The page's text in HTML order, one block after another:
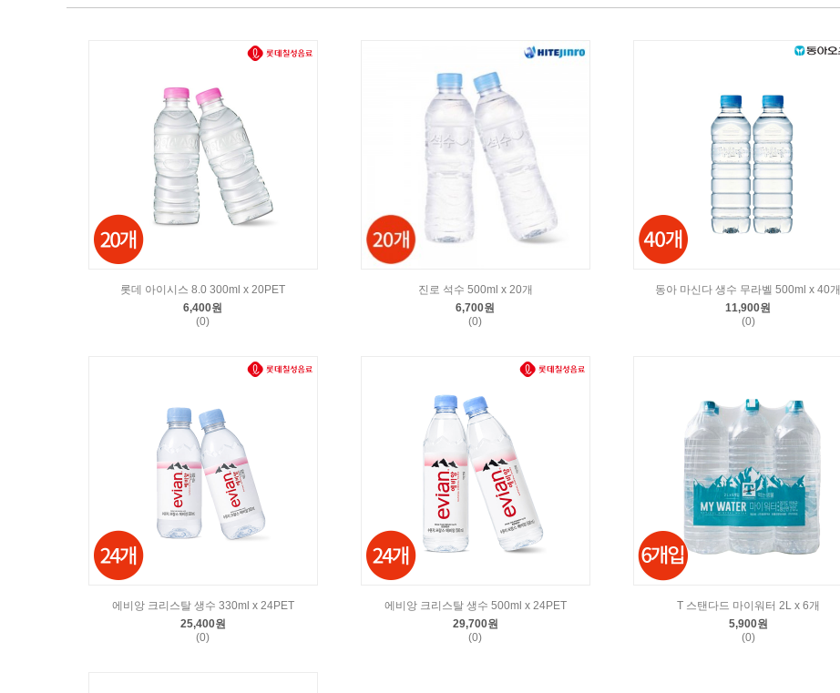
롯데 아이시스 8.0 300ml x 20PET
6,400원
(0)
진로 석수 500ml x 20개
6,700원
(0)
동아 마신다 생수 무라벨 500ml x 40개
11,900원
(0)
에비앙 크리스탈 생수 330ml x 24PET
25,400원
(0)
에비앙 크리스탈 생수 500ml x 24PET
29,700원
(0)
T 스탠다드 마이워터 2L x 6개
5,900원
(0)